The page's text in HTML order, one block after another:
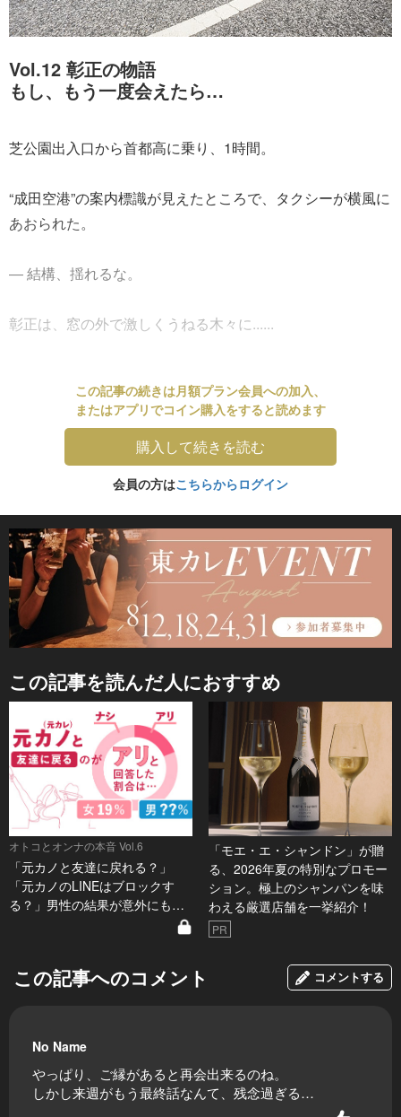
Vol.12 彰正の物語
もし、もう一度会えたら…
芝公園出入口から首都高に乗り、1時間。
“成田空港”の案内標識が見えたところで、タクシーが横風に
あおられた。
― 結構、揺れるな。
彰正は、窓の外で激しくうねる木々に......
この記事の続きは月額プラン会員への加入、
またはアプリでコイン購入をすると読めます
購入して続きを読む
会員の方はこちらからログイン
この記事を読んだ人におすすめ
オトコとオンナの本音 Vol.6
「元カノと友達に戻れる？」
「元カノのLINEはブロックす
る？」男性の結果が意外にも…
「モエ・エ・シャンドン」が贈
る、2026年夏の特別なプロモー
ション。極上のシャンパンを味
わえる厳選店舗を一挙紹介！
PR
この記事へのコメント コメントする
No Name
やっぱり、ご縁があると再会出来るのね。
しかし来週がもう最終話なんて、残念過ぎる…